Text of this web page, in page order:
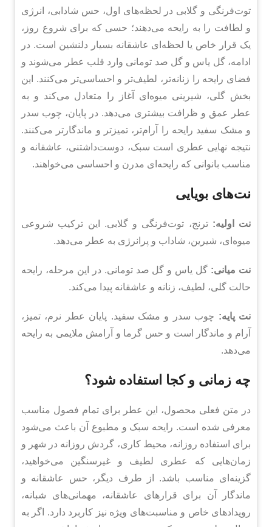
توت‌فرنگی و گلابی در لحظه‌های اول، حس شادابی، انرژی
و لطافت را به رایحه می‌دهند؛ حسی که برای شروع روز،
یک قرار خاص یا لحظه‌ای عاشقانه بسیار دلنشین است. در
ادامه، گل یاس و گل صد تومانی وارد قلب عطر می‌شوند و
فضای رایحه را زنانه‌تر، لطیف‌تر و احساسی‌تر می‌کنند. این
بخش گلی، شیرینی میوه‌ای آغاز را متعادل می‌کند و به
عطر عمق و ظرافت بیشتری می‌دهد. در پایان، چوب سدر
و مشک سفید رایحه را آرام‌تر، تمیزتر و ماندگارتر می‌کنند.
نتیجه نهایی عطری است سبک، دوست‌داشتنی، عاشقانه و
مناسب بانوانی که رایحه‌ای مدرن و احساسی می‌خواهند.
نت‌های بویایی
نت اولیه: ترنج، توت‌فرنگی و گلابی. این ترکیب شروعی
میوه‌ای، شیرین، شاداب و پرانرژی به عطر می‌دهد.
نت میانی: گل یاس و گل صد تومانی. در این مرحله، رایحه
حالت گلی، لطیف، زنانه و عاشقانه پیدا می‌کند.
نت پایه: چوب سدر و مشک سفید. پایان عطر نرم، تمیز،
آرام و ماندگار است و حس گرما و آرامش ملایمی به رایحه
می‌دهد.
چه زمانی و کجا استفاده شود؟
در متن فعلی محصول، این عطر برای تمام فصول مناسب
معرفی شده است. رایحه سبک و مطبوع آن باعث می‌شود
برای استفاده روزانه، محیط کاری، گردش روزانه در شهر و
زمان‌هایی که عطری لطیف و غیرسنگین می‌خواهید،
گزینه‌ای مناسب باشد. از طرف دیگر، حس عاشقانه و
ماندگار آن برای قرارهای عاشقانه، مهمانی‌های شبانه،
رویدادهای خاص و مناسبت‌های ویژه نیز کاربرد دارد. اگر به